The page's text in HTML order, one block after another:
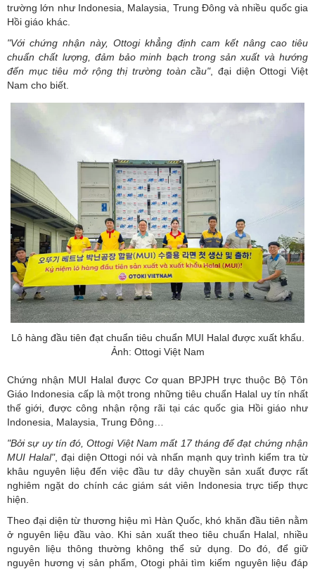
trường lớn như Indonesia, Malaysia, Trung Đông và nhiều quốc gia
Hồi giáo khác.
"Với chứng nhận này, Ottogi khẳng định cam kết nâng cao tiêu
chuẩn chất lượng, đảm bảo minh bạch trong sản xuất và hướng
đến mục tiêu mở rộng thị trường toàn cầu", đại diện Ottogi Việt
Nam cho biết.
Lô hàng đầu tiên đạt chuẩn tiêu chuẩn MUI Halal được xuất khẩu.
Ảnh: Ottogi Việt Nam
Chứng nhận MUI Halal được Cơ quan BPJPH trực thuộc Bộ Tôn
Giáo Indonesia cấp là một trong những tiêu chuẩn Halal uy tín nhất
thế giới, được công nhận rộng rãi tại các quốc gia Hồi giáo như
Indonesia, Malaysia, Trung Đông…
"Bởi sự uy tín đó, Ottogi Việt Nam mất 17 tháng để đạt chứng nhận
MUI Halal", đại diện Ottogi nói và nhấn mạnh quy trình kiểm tra từ
khâu nguyên liệu đến việc đầu tư dây chuyền sản xuất được rất
nghiêm ngặt do chính các giám sát viên Indonesia trực tiếp thực
hiện.
Theo đại diện từ thương hiệu mì Hàn Quốc, khó khăn đầu tiên nằm
ở nguyên liệu đầu vào. Khi sản xuất theo tiêu chuẩn Halal, nhiều
nguyên liệu thông thường không thể sử dụng. Do đó, để giữ
nguyên hương vị sản phẩm, Otogi phải tìm kiếm nguyên liệu đáp